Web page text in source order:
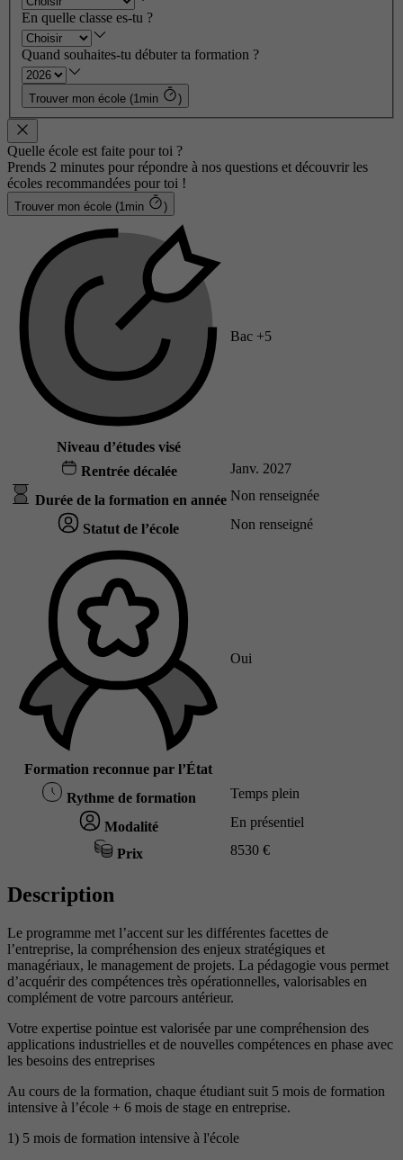
En quelle classe es-tu ?
Quand souhaites-tu débuter ta formation ?
Trouver mon école (1min )
Quelle école est faite pour toi ?
Prends 2 minutes pour répondre à nos questions et découvrir les
écoles recommandées pour toi !
Trouver mon école (1min )
Niveau d’études visé
Bac +5
Rentrée décalée Janv. 2027
Durée de la formation en année Non renseignée
Statut de l’école Non renseigné
Formation reconnue par l’État
Oui
Rythme de formation Temps plein
Modalité En présentiel
Prix 8530 €
Description
Le programme met l’accent sur les différentes facettes de
l’entreprise, la compréhension des enjeux stratégiques et
managériaux, le management de projets. La pédagogie vous permet
d’acquérir des compétences très opérationnelles, valorisables en
complément de votre parcours antérieur.
Votre expertise pointue est valorisée par une compréhension des
applications industrielles et de nouvelles compétences en phase avec
les besoins des entreprises
Au cours de la formation, chaque étudiant suit 5 mois de formation
intensive à l’école + 6 mois de stage en entreprise.
1) 5 mois de formation intensive à l'école